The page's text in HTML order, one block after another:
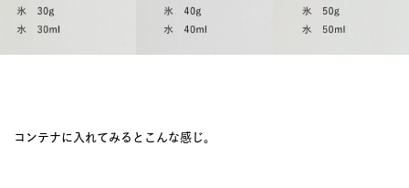
コンテナに入れてみるとこんな感じ。